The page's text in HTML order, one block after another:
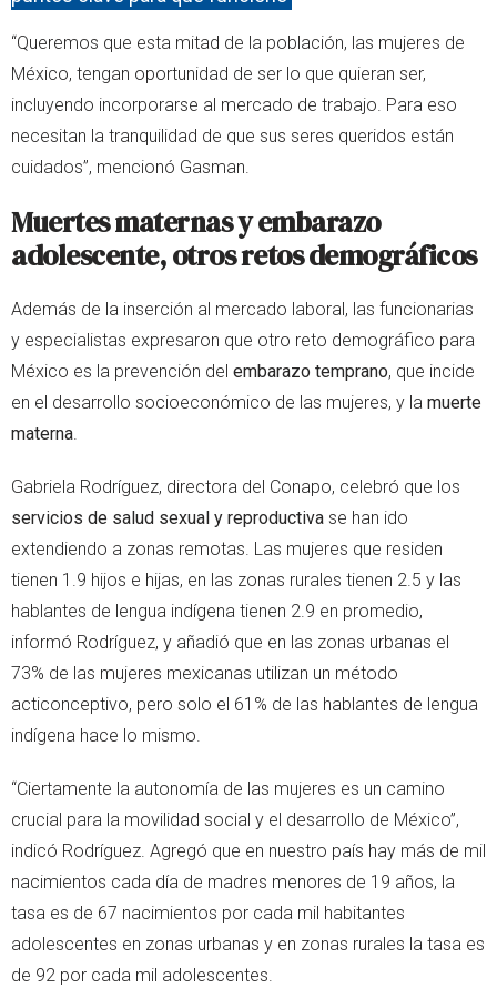
“Queremos que esta mitad de la población, las mujeres de
México, tengan oportunidad de ser lo que quieran ser,
incluyendo incorporarse al mercado de trabajo. Para eso
necesitan la tranquilidad de que sus seres queridos están
cuidados”, mencionó Gasman.
Muertes maternas y embarazo
adolescente, otros retos demográficos
Además de la inserción al mercado laboral, las funcionarias
y especialistas expresaron que otro reto demográfico para
México es la prevención del embarazo temprano, que incide
en el desarrollo socioeconómico de las mujeres, y la muerte
materna.
Gabriela Rodríguez, directora del Conapo, celebró que los
servicios de salud sexual y reproductiva se han ido
extendiendo a zonas remotas. Las mujeres que residen
tienen 1.9 hijos e hijas, en las zonas rurales tienen 2.5 y las
hablantes de lengua indígena tienen 2.9 en promedio,
informó Rodríguez, y añadió que en las zonas urbanas el
73% de las mujeres mexicanas utilizan un método
acticonceptivo, pero solo el 61% de las hablantes de lengua
indígena hace lo mismo.
“Ciertamente la autonomía de las mujeres es un camino
crucial para la movilidad social y el desarrollo de México”,
indicó Rodríguez. Agregó que en nuestro país hay más de mil
nacimientos cada día de madres menores de 19 años, la
tasa es de 67 nacimientos por cada mil habitantes
adolescentes en zonas urbanas y en zonas rurales la tasa es
de 92 por cada mil adolescentes.